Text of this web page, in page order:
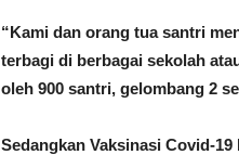
“Kami dan orang tua santri
terbagi di berbagai sekolah
oleh 900 santri, gelombang 2
Sedangkan Vaksinasi Covid-